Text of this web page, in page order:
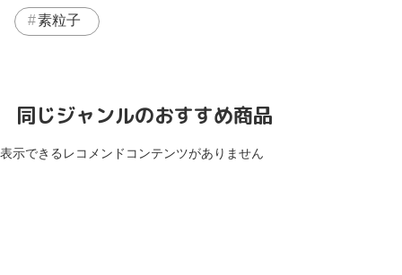
素粒子
同じジャンルのおすすめ商品
表示できるレコメンドコンテンツがありません